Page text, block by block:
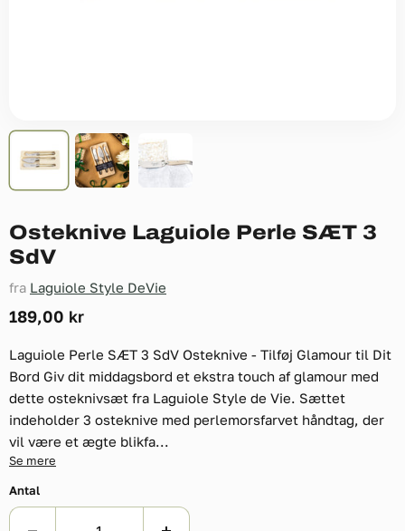
Osteknive Laguiole Perle SÆT 3
SdV
fra Laguiole Style DeVie
Nuværende pris
189,00 kr
Laguiole Perle SÆT 3 SdV Osteknive - Tilføj Glamour til Dit
Bord Giv dit middagsbord et ekstra touch af glamour med
dette osteknivsæt fra Laguiole Style de Vie. Sættet
indeholder 3 osteknive med perlemorsfarvet håndtag, der
vil være et ægte blikfa...
Se mere
Antal